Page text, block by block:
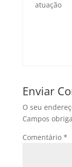
atuação
Enviar
O seu
Campos
Comentário *